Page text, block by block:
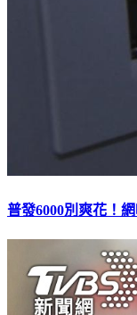
普發6000別爽花！